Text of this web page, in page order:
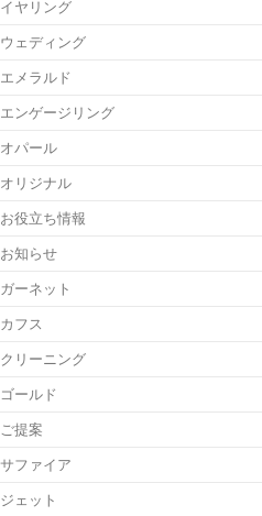
イヤリング
ウェディング
エメラルド
エンゲージリング
オパール
オリジナル
お役立ち情報
お知らせ
ガーネット
カフス
クリーニング
ゴールド
ご提案
サファイア
ジェット